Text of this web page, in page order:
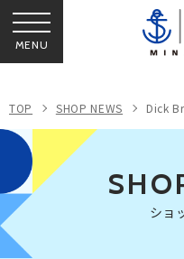
MENU
TOP SHOP NEWS Dick
ショ